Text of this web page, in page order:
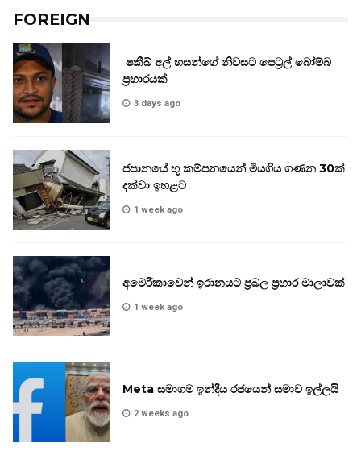
FOREIGN
ෂකීබ් අල් හසන්ගේ නිවසට පෙට්‍රල් බෝම්බ
ප්‍රහාරයක්
3 days ago
ජපානයේ භූ කම්පනයෙන් මියගිය ගණන 30ක්
දක්වා ඉහළට
1 week ago
අමෙරිකාවෙන් ඉරානයට ප්‍රබල ප්‍රහාර මාලාවක්
1 week ago
Meta සමාගම ඉන්දීය රජයෙන් සමාව ඉල්ලයි
2 weeks ago